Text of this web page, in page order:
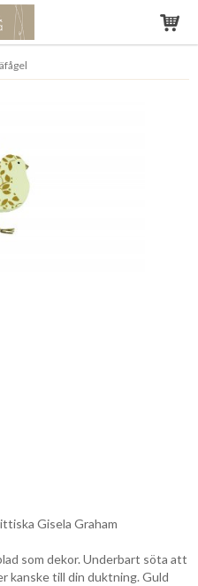
Gisela Graham
som dekor. Underbart söta att
kanske till din duktning. Guld